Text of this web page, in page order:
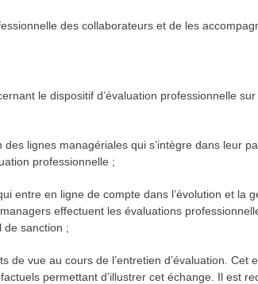
des collaborateurs et de les
le dispositif d’évaluation professionnelle
lignes managériales qui s’intègre dans leur
professionnelle ;
entre en ligne de compte dans l’évolution et
effectuent les évaluations
de sanction ;
de vue au cours de l’entretien d’évaluation.
permettant d’illustrer cet échange. Il est